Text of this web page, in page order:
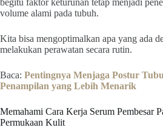
begitu faktor keturunan tetap menjadi
volume alami pada tubuh.
Kita bisa mengoptimalkan apa yang ada
melakukan perawatan secara rutin.
Baca: Pentingnya Menjaga Postur
Penampilan yang Lebih Menarik
Memahami Cara Kerja Serum Pembesar
Permukaan Kulit